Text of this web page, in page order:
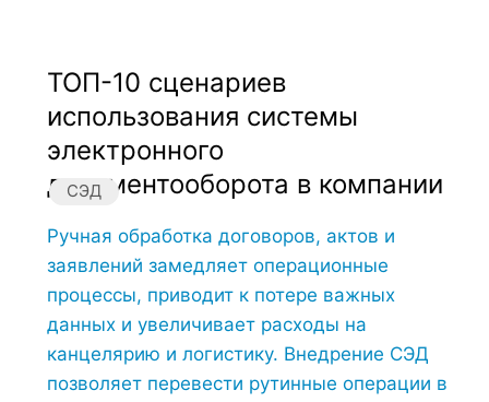
ТОП-10 сценариев
использования системы
электронного
документооборота в компании
СЭД
Ручная обработка договоров, актов и
заявлений замедляет операционные
процессы, приводит к потере важных
данных и увеличивает расходы на
канцелярию и логистику. Внедрение СЭД
позволяет перевести рутинные операции в